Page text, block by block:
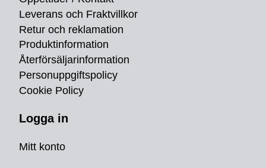
Leverans och Fraktvillkor
Retur och reklamation
Produktinformation
Återförsäljarinformation
Personuppgiftspolicy
Cookie Policy
Logga in
Mitt konto